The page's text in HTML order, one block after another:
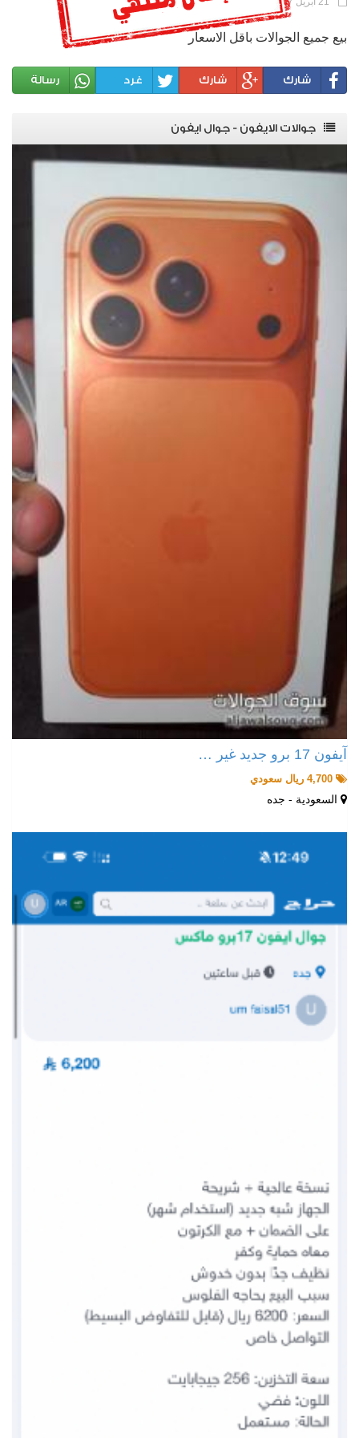
بيع جميع الجوالات باقل الاسعار
شارك شارك غرد رسالة
جوالات الايفون - جوال ايفون
آيفون 17 برو جديد غير …
السعودية - جده